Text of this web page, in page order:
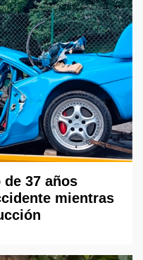
37 años
mientras